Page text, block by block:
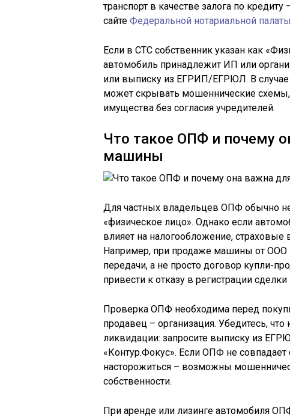
транспорт в качестве залога по
сайте Федеральной нотариальной палаты
Если в СТС собственник указан как
автомобиль принадлежит ИП или
или выписку из ЕГРИП/ЕГРЮЛ. В случае
может скрывать мошеннические
имущества без согласия учредителей.
Что такое ОПФ и почему
машины
Для частных владельцев ОПФ обычно
«физическое лицо». Однако если
влияет на налогообложение,
Например, при продаже машины от ООО
передачи, а не просто договор купли-
привести к отказу в регистрации
Проверка ОПФ необходима перед
продавец – организация. Убедитесь,
ликвидации: запросите выписку из
«Контур.Фокус». Если ОПФ не
насторожиться – возможны
собственности.
При аренде или лизинге автомобиля